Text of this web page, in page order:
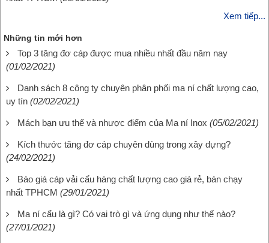
Xem tiếp...
Những tin mới hơn
Top 3 tăng đơ cáp được mua nhiều nhất đầu năm nay
(01/02/2021)
Danh sách 8 công ty chuyên phân phối ma ní chất lượng cao,
uy tín (02/02/2021)
Mách bạn ưu thế và nhược điểm của Ma ní Inox (05/02/2021)
Kích thước tăng đơ cáp chuyên dùng trong xây dựng?
(24/02/2021)
Báo giá cáp vải cẩu hàng chất lượng cao giá rẻ, bán chạy
nhất TPHCM (29/01/2021)
Ma ní cẩu là gì? Có vai trò gì và ứng dụng như thế nào?
(27/01/2021)